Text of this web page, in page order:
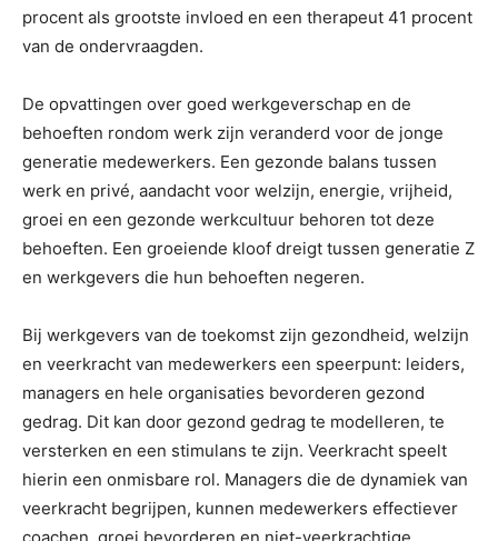
procent als grootste invloed en een therapeut 41 procent
van de ondervraagden.
De opvattingen over goed werkgeverschap en de
behoeften rondom werk zijn veranderd voor de jonge
generatie medewerkers. Een gezonde balans tussen
werk en privé, aandacht voor welzijn, energie, vrijheid,
groei en een gezonde werkcultuur behoren tot deze
behoeften. Een groeiende kloof dreigt tussen generatie Z
en werkgevers die hun behoeften negeren.
Bij werkgevers van de toekomst zijn gezondheid, welzijn
en veerkracht van medewerkers een speerpunt: leiders,
managers en hele organisaties bevorderen gezond
gedrag. Dit kan door gezond gedrag te modelleren, te
versterken en een stimulans te zijn. Veerkracht speelt
hierin een onmisbare rol. Managers die de dynamiek van
veerkracht begrijpen, kunnen medewerkers effectiever